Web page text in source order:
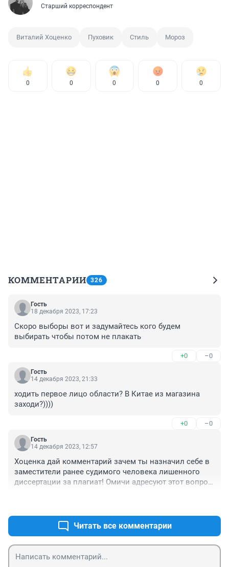
Старший корреспондент
Виталий Хоценко Пуховик Стиль Мороз
0 0 0 0 0
КОММЕНТАРИИ 326
Гость
18 декабря 2023, 17:23
Скоро выборы вот и задумайтесь кого будем
выбирать чтобы потом не плакать
+0 –0
Гость
14 декабря 2023, 21:33
ходить первое лицо области? В Китае из магазина
заходи?))))
+0 –0
Гость
14 декабря 2023, 12:57
Хоценка дай комментарий зачем ты назначил себе в
заместители ранее судимого человека лишенного
диссертации за плагиат! Омичи адресуют этот вопрос
Читать все комментарии